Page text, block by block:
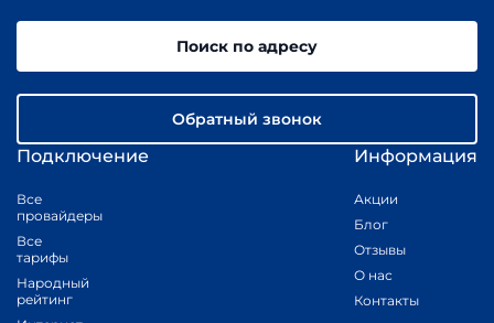
Подключение
Все
провайдеры
Все
тарифы
Народный
рейтинг
Информация
Акции
Блог
Отзывы
О нас
Контакты
Поиск по адресу
Обратный звонок